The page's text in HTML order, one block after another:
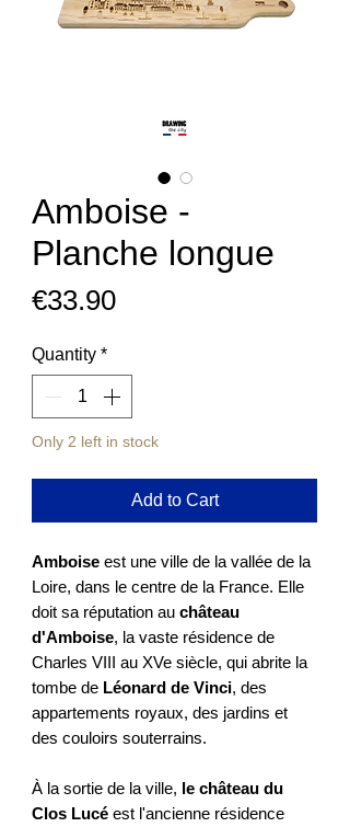
Amboise -
Planche longue
€33.90Price
Quantity *
Only 2 left in stock
Add to Cart
Amboise est une ville de la vallée de la
Loire, dans le centre de la France. Elle
doit sa réputation au château
d'Amboise, la vaste résidence de
Charles VIII au XVe siècle, qui abrite la
tombe de Léonard de Vinci, des
appartements royaux, des jardins et
des couloirs souterrains.
À la sortie de la ville, le château du
Clos Lucé est l'ancienne résidence